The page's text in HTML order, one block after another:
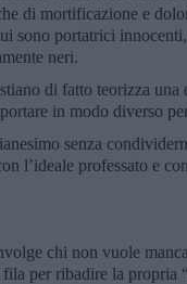
di mortificazione e
sono portatrici
neri.
di fatto teorizza
in modo diverso
senza
l’ideale professato e
chi non vuole
per ribadire la propria